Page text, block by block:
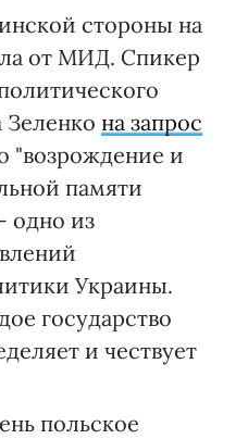
стороны на
от МИД. Спикер
Зеленко на запрос
"возрождение и
памяти
одно из
Украины.
государство
и чествует
польское